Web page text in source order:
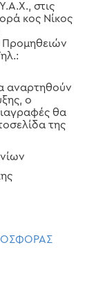
στις
κος Νίκος
Προμηθειών
αναρτηθούν
ο
θα
της